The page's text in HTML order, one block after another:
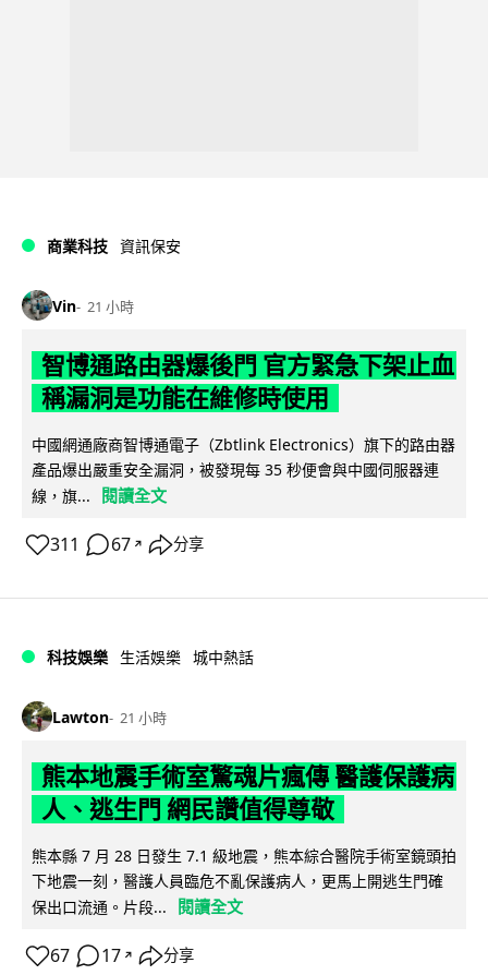
商業科技 資訊保安
Vin 21 小時
智博通路由器爆後門 官方緊急下架止血
稱漏洞是功能在維修時使用
中國網通廠商智博通電子（Zbtlink Electronics）旗下的路由器
產品爆出嚴重安全漏洞，被發現每 35 秒便會與中國伺服器連
線，旗...
閱讀全文
311 67 ↗ 分享
科技娛樂 生活娛樂 城中熱話
Lawton 21 小時
熊本地震手術室驚魂片瘋傳 醫護保護病
人、逃生門 網民讚值得尊敬
熊本縣 7 月 28 日發生 7.1 級地震，熊本綜合醫院手術室鏡頭拍
下地震一刻，醫護人員臨危不亂保護病人，更馬上開逃生門確
保出口流通。片段...
閱讀全文
67 17 ↗ 分享